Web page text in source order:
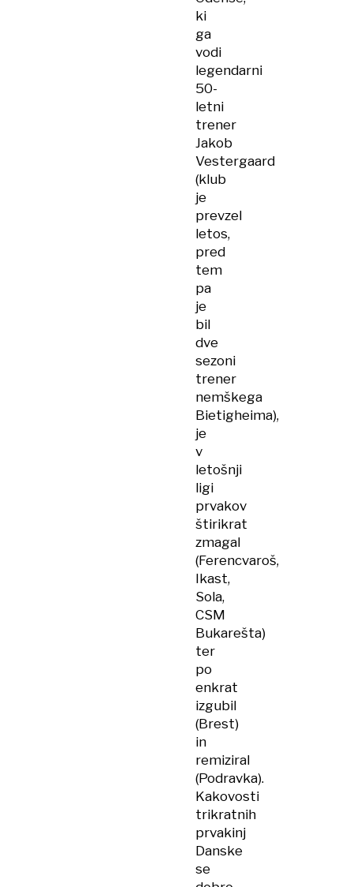
ki
ga
vodi
legendarni
50-
letni
trener
Jakob
Vestergaard
(klub
je
prevzel
letos,
pred
tem
pa
je
bil
dve
sezoni
trener
nemškega
Bietigheima),
je
v
letošnji
ligi
prvakov
štirikrat
zmagal
(Ferencvaroš,
Ikast,
Sola,
CSM
Bukarešta)
ter
po
enkrat
izgubil
(Brest)
in
remiziral
(Podravka).
Kakovosti
trikratnih
prvakinj
Danske
se